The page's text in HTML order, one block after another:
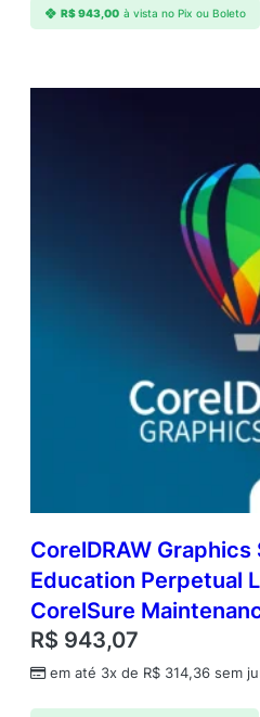
R$943,00 à vista no Pix ou Boleto
CorelDRAW
Education Perpetual
CorelSure
R$ 943,07
em até 3x de R$ 314,36 sem